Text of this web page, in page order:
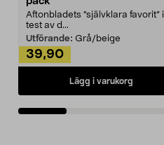
Aftonbladets "självklara favorit” i
test av d...
Utförande: Grå/beige
39,90
Lägg i varukorg